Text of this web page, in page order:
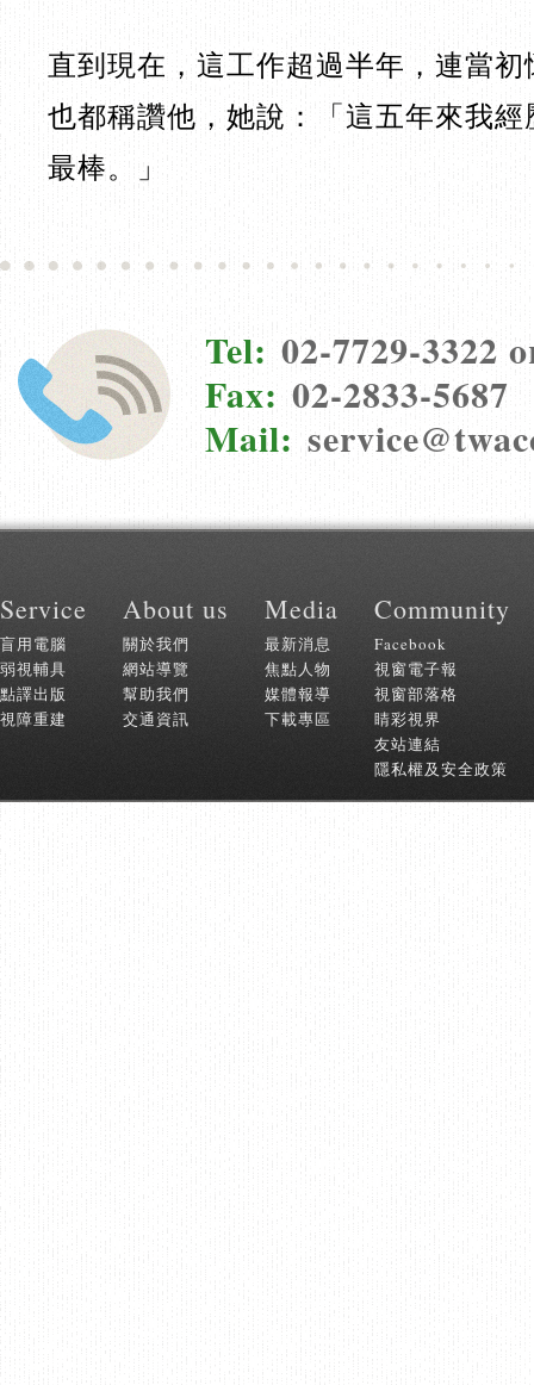
直到現在，這工作超過半年，連當
也都稱讚他，她說：「這五年來我
最棒。」
Tel: 02-7729-3322
Fax: 02-2833-5687
Mail:
Service
盲用電腦
弱視輔具
點譯出版
視障重建
About us
關於我們
網站導覽
幫助我們
交通資訊
Media
最新消息
焦點人物
媒體報導
下載專區
Community
Facebook
視窗電子報
視窗部落格
睛彩視界
友站連結
隱私權及安全政策